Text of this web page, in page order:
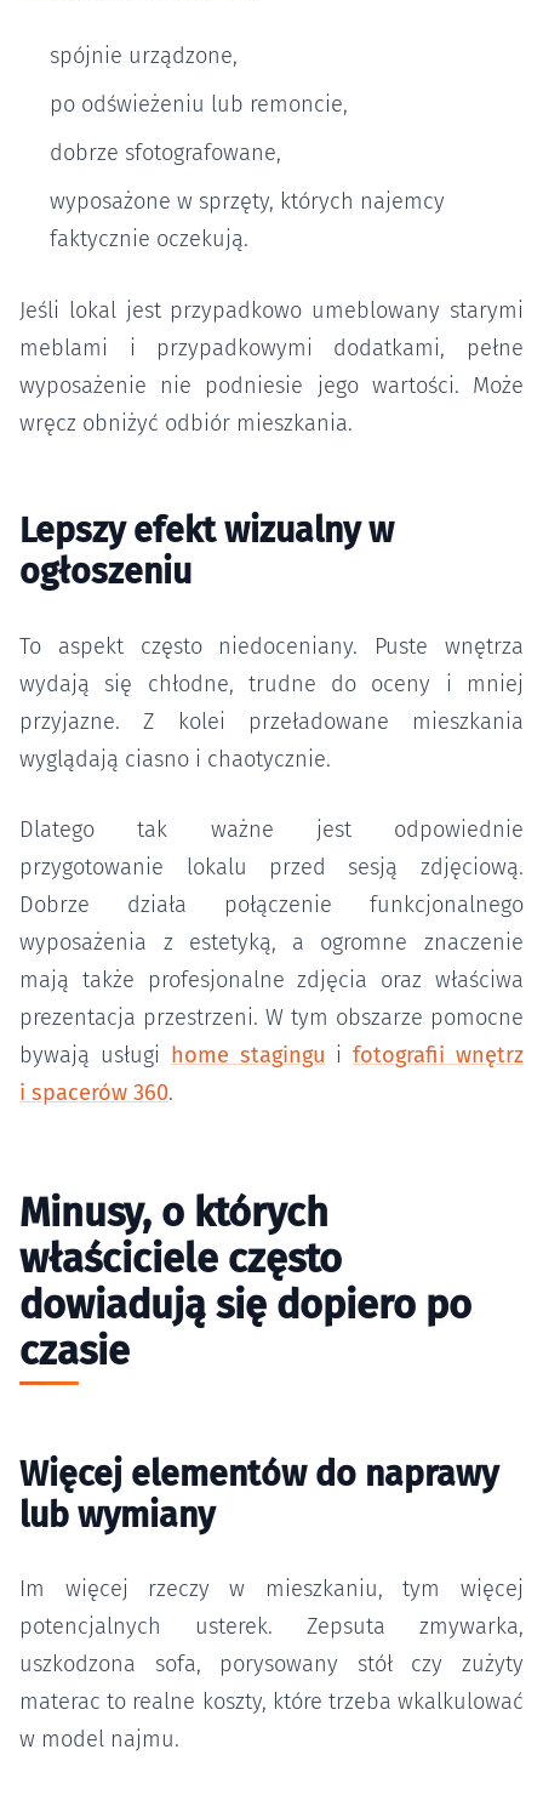
spójnie urządzone,
po odświeżeniu lub remoncie,
dobrze sfotografowane,
wyposażone w sprzęty, których najemcy
faktycznie oczekują.
Jeśli lokal jest przypadkowo umeblowany starymi
meblami i przypadkowymi dodatkami, pełne
wyposażenie nie podniesie jego wartości. Może
wręcz obniżyć odbiór mieszkania.
Lepszy efekt wizualny w
ogłoszeniu
To aspekt często niedoceniany. Puste wnętrza
wydają się chłodne, trudne do oceny i mniej
przyjazne. Z kolei przeładowane mieszkania
wyglądają ciasno i chaotycznie.
Dlatego tak ważne jest odpowiednie
przygotowanie lokalu przed sesją zdjęciową.
Dobrze działa połączenie funkcjonalnego
wyposażenia z estetyką, a ogromne znaczenie
mają także profesjonalne zdjęcia oraz właściwa
prezentacja przestrzeni. W tym obszarze pomocne
bywają usługi home stagingu ifotografii wnętrz
i spacerów 360.
Minusy, o których
właściciele często
dowiadują się dopiero po
czasie
Więcej elementów do naprawy
lub wymiany
Im więcej rzeczy w mieszkaniu, tym więcej
potencjalnych usterek. Zepsuta zmywarka,
uszkodzona sofa, porysowany stół czy zużyty
materac to realne koszty, które trzeba wkalkulować
w model najmu.